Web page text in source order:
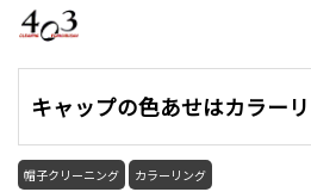
キャップの色あせはカラー
帽子クリーニング カラーリング